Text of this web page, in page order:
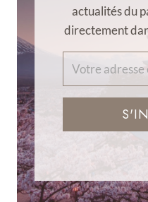
actualités du
directement